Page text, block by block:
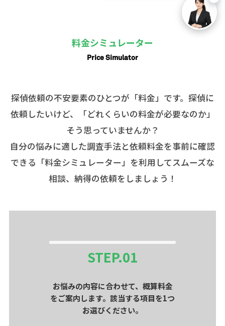
料金シミュレーター
Price Simulator
探偵依頼の不安要素のひとつが「料金」です。探偵に
依頼したいけど、「どれくらいの料金が必要なのか」
そう思っていませんか？
自分の悩みに適した調査手法と依頼料金を事前に確認
できる「料金シミュレーター」を利用してスムーズな
相談、納得の依頼をしましょう！
STEP.01
お悩みの内容に合わせて、概算料金
をご案内します。該当する項目を1つ
お選びください。